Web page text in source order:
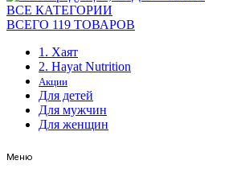
ВСЕ КАТЕГОРИИ
ВСЕГО 119 ТОВАРОВ
1. Хаят
2. Hayat Nutrition
Акции
Для детей
Для мужчин
Для женщин
Меню